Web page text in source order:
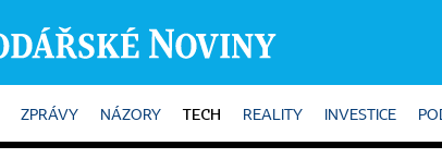
ZPRÁVY NÁZORY TECH REALITY INVESTICE